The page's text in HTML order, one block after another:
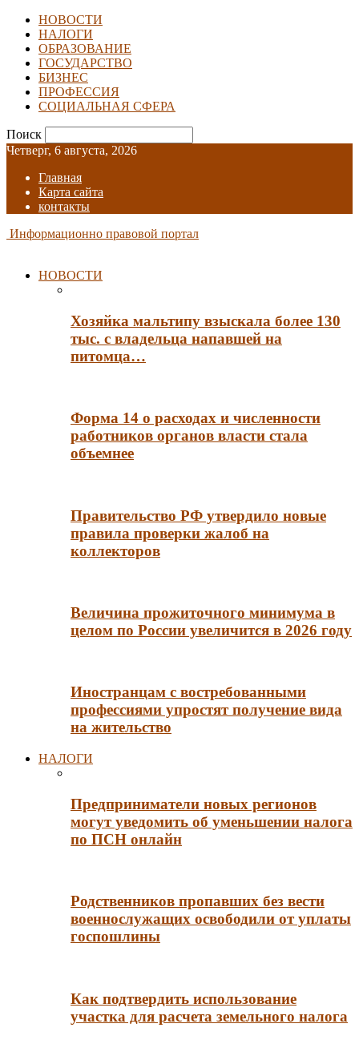
НОВОСТИ
НАЛОГИ
ОБРАЗОВАНИЕ
ГОСУДАРСТВО
БИЗНЕС
ПРОФЕССИЯ
СОЦИАЛЬНАЯ СФЕРА
Поиск
Четверг, 6 августа, 2026
Главная
Карта сайта
контакты
Информационно правовой портал
НОВОСТИ
Хозяйка мальтипу взыскала более 130
тыс. с владельца напавшей на
питомца…
Форма 14 о расходах и численности
работников органов власти стала
объемнее
Правительство РФ утвердило новые
правила проверки жалоб на
коллекторов
Величина прожиточного минимума в
целом по России увеличится в 2026 году
Иностранцам с востребованными
профессиями упростят получение вида
на жительство
НАЛОГИ
Предприниматели новых регионов
могут уведомить об уменьшении налога
по ПСН онлайн
Родственников пропавших без вести
военнослужащих освободили от уплаты
госпошлины
Как подтвердить использование
участка для расчета земельного налога